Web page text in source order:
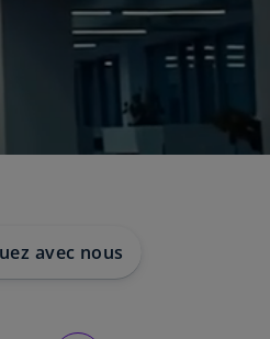
avec nous